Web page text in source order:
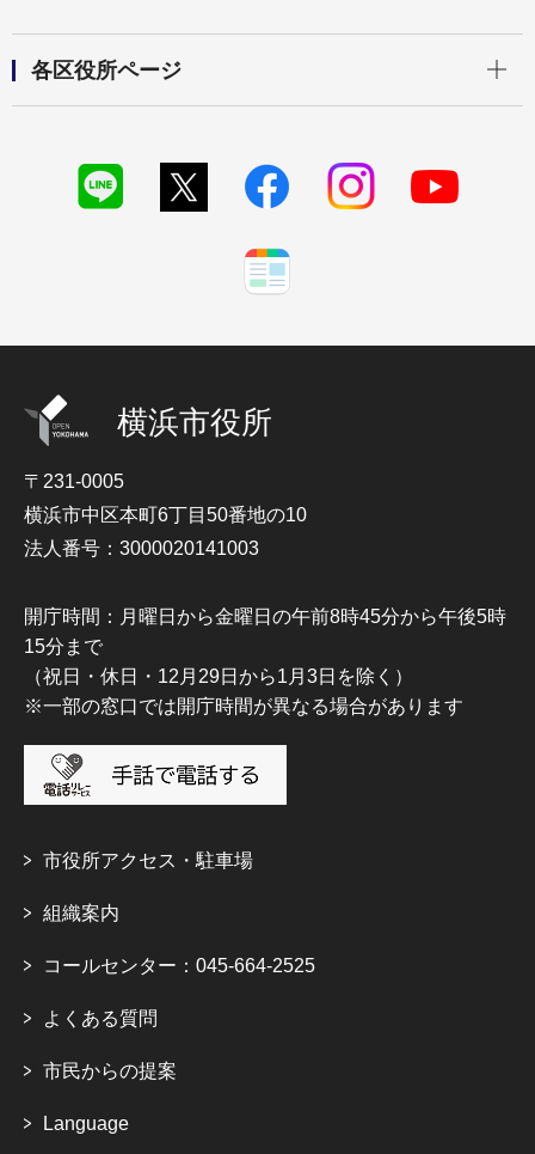
各区役所ページ
横浜市役所
〒231-0005
横浜市中区本町6丁目50番地の10
法人番号：3000020141003
開庁時間：月曜日から金曜日の午前8時45分から午後5時
15分まで
（祝日・休日・12月29日から1月3日を除く）
※一部の窓口では開庁時間が異なる場合があります
市役所アクセス・駐車場
組織案内
コールセンター：045-664-2525
よくある質問
市民からの提案
Language